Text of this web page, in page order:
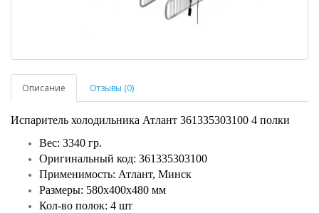
Описание Отзывы (0)
Испаритель холодильника Атлант 361335303100 4 полки
Вес: 3340 гр.
Оригинальный код: 361335303100
Применимость: Атлант, Минск
Размеры: 580х400х480 мм
Кол-во полок: 4 шт